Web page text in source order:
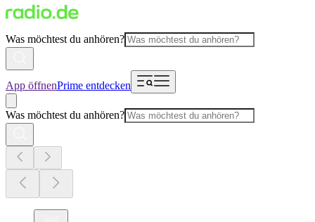
Was möchtest du anhören?
App öffnenPrime entdecken
Was möchtest du anhören?